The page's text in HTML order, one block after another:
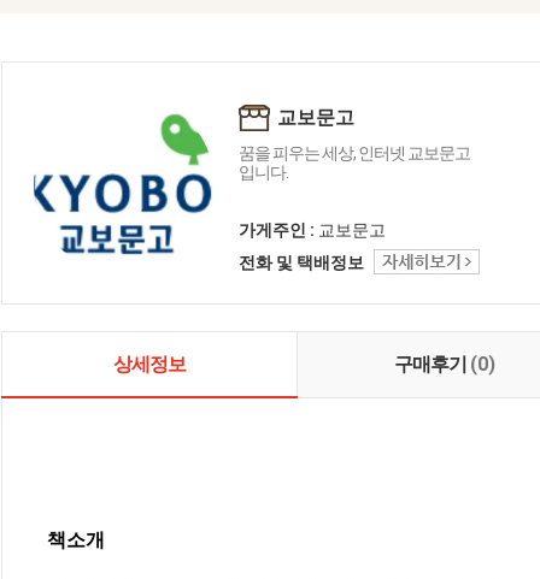
교보문고
꿈을 피우는 세상, 인터넷 교보문고
입니다.
가게주인 : 교보문고
전화 및 택배정보
상세정보 구매후기 (0)
책소개